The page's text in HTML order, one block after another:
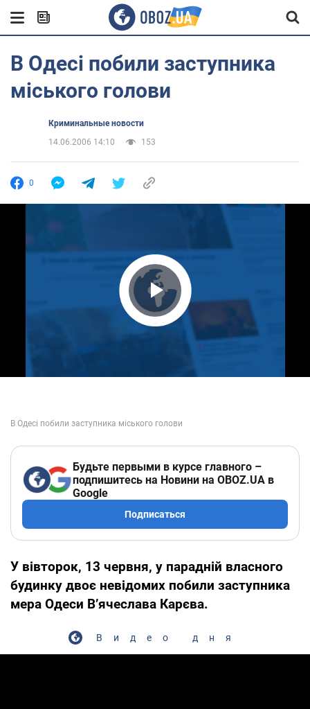
В Одесі побили заступника
міського голови
Криминальные новости
14.06.2006 14:10
153
0
Play Video
Будьте первыми в курсе главного –
подпишитесь на Новини на OBOZ.UA в
Google
Подписаться
У вівторок, 13 червня, у парадній власного
будинку двоє невідомих побили заступника
мера Одеси В’ячеслава Карєва.
Видео дня